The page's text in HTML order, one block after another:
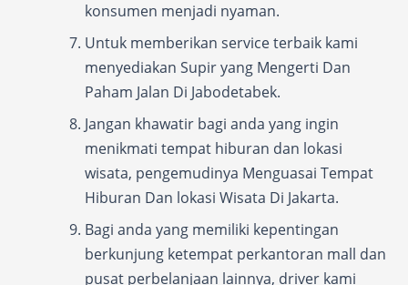
konsumen menjadi nyaman.
Untuk memberikan service terbaik kami
menyediakan Supir yang Mengerti Dan
Paham Jalan Di Jabodetabek.
Jangan khawatir bagi anda yang ingin
menikmati tempat hiburan dan lokasi
wisata, pengemudinya Menguasai Tempat
Hiburan Dan lokasi Wisata Di Jakarta.
Bagi anda yang memiliki kepentingan
berkunjung ketempat perkantoran mall dan
pusat perbelanjaan lainnya, driver kami